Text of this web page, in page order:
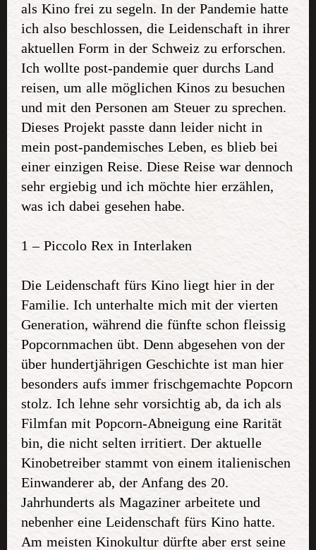
als Kino frei zu segeln. In der Pandemie hatte
ich also beschlossen, die Leidenschaft in ihrer
aktuellen Form in der Schweiz zu erforschen.
Ich wollte post-pandemie quer durchs Land
reisen, um alle möglichen Kinos zu besuchen
und mit den Personen am Steuer zu sprechen.
Dieses Projekt passte dann leider nicht in
mein post-pandemisches Leben, es blieb bei
einer einzigen Reise. Diese Reise war dennoch
sehr ergiebig und ich möchte hier erzählen,
was ich dabei gesehen habe.
1 – Piccolo Rex in Interlaken
Die Leidenschaft fürs Kino liegt hier in der
Familie. Ich unterhalte mich mit der vierten
Generation, während die fünfte schon fleissig
Popcornmachen übt. Denn abgesehen von der
über hundertjährigen Geschichte ist man hier
besonders aufs immer frischgemachte Popcorn
stolz. Ich lehne sehr vorsichtig ab, da ich als
Filmfan mit Popcorn-Abneigung eine Rarität
bin, die nicht selten irritiert. Der aktuelle
Kinobetreiber stammt von einem italienischen
Einwanderer ab, der Anfang des 20.
Jahrhunderts als Magaziner arbeitete und
nebenher eine Leidenschaft fürs Kino hatte.
Am meisten Kinokultur dürfte aber erst seine